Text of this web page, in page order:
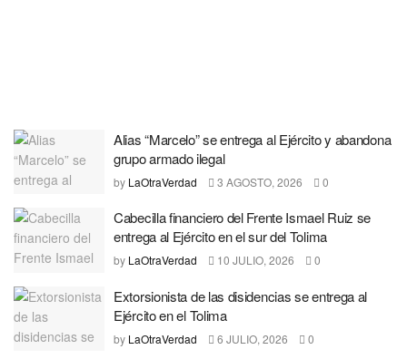
Alias “Marcelo” se entrega al Ejército y abandona
grupo armado ilegal
by LaOtraVerdad 3 AGOSTO, 2026 0
Cabecilla financiero del Frente Ismael Ruiz se
entrega al Ejército en el sur del Tolima
by LaOtraVerdad 10 JULIO, 2026 0
Extorsionista de las disidencias se entrega al
Ejército en el Tolima
by LaOtraVerdad 6 JULIO, 2026 0